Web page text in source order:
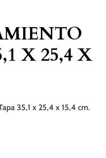
X 25,4 X
35,1 x 25,4 x 15,4 cm.